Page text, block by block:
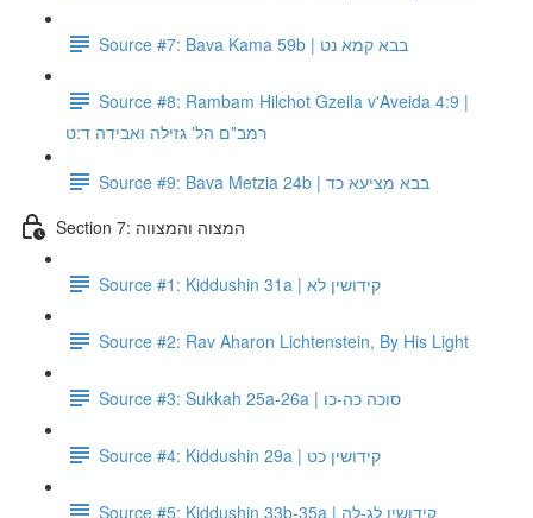
Source #7: Bava Kama 59b | בבא קמא נט
Source #8: Rambam Hilchot Gzeila v'Aveida 4:9 |
רמב"ם הל' גזילה ואבידה ד:ט
Source #9: Bava Metzia 24b | בבא מציעא כד
Section 7: המצוה והמצווה
Source #1: Kiddushin 31a | קידושין לא
Source #2: Rav Aharon Lichtenstein, By His Light
Source #3: Sukkah 25a-26a | סוכה כה-כו
Source #4: Kiddushin 29a | קידושין כט
Source #5: Kiddushin 33b-35a | קידושין לג-לה